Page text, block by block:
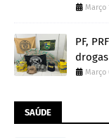
Março
PF,
Março
SAÚDE